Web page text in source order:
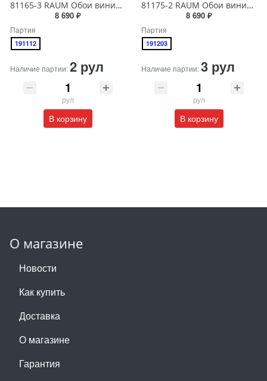
81165-3 RAUM Обои виниловые на бумажной основе 1.06*15.5
8 690 ₽
Партия
191112
Наличие партии:2 рул
рул
В корзину
81175-2 RAUM Обои виниловые на бумажной основе 1.06*15.5
8 690 ₽
Партия
191203
Наличие партии:3 рул
рул
В корзину
О магазине
Новости
Как купить
Доставка
О магазине
Гарантия